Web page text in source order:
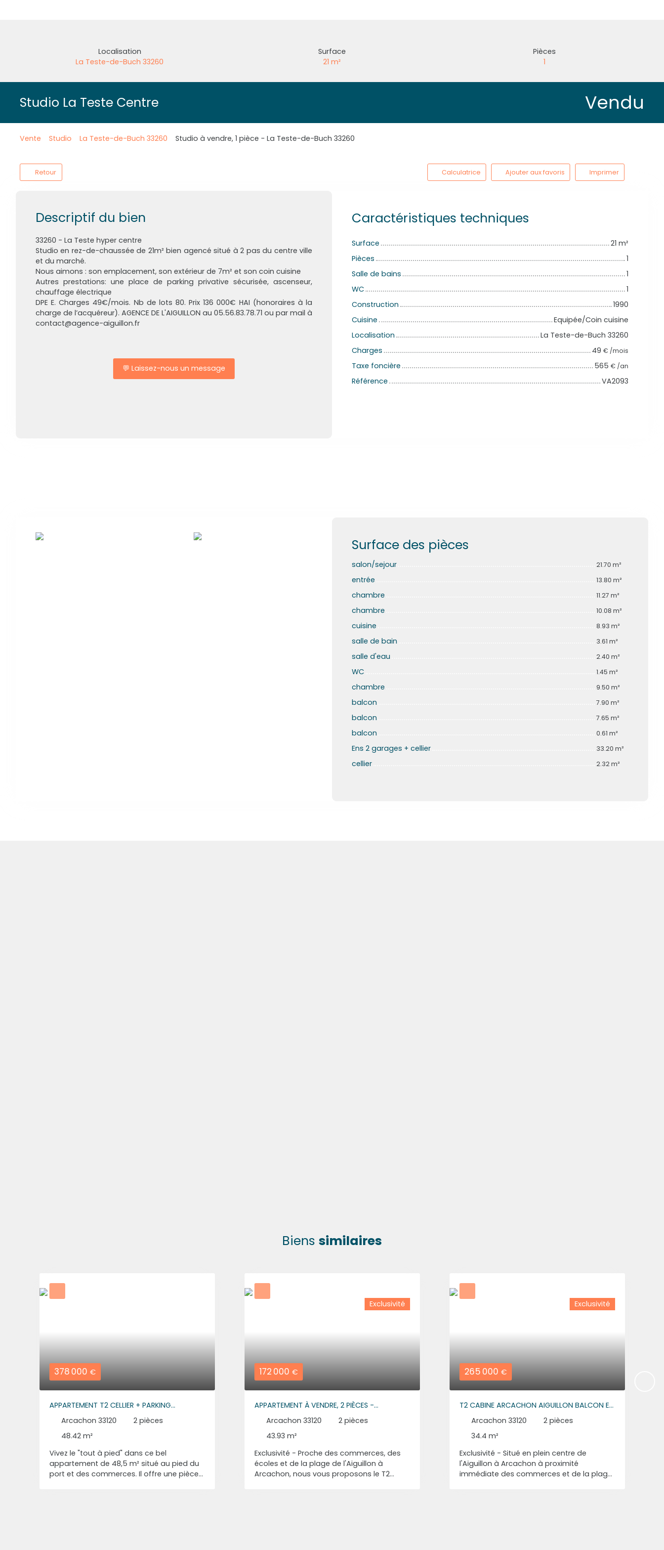
Localisation
La Teste-de-Buch 33260
Surface
21 m²
Pièces
1
Studio La Teste Centre Vendu
Vente Studio La Teste-de-Buch 33260 Studio à vendre, 1 pièce - La Teste-de-Buch 33260
Retour Calculatrice Ajouter aux favoris Imprimer
Descriptif du bien
33260 - La Teste hyper centre
Studio en rez-de-chaussée de 21m² bien agencé situé à 2 pas du centre ville
et du marché.
Nous aimons : son emplacement, son extérieur de 7m² et son coin cuisine
Autres prestations: une place de parking privative sécurisée, ascenseur,
chauffage électrique
DPE E. Charges 49€/mois. Nb de lots 80. Prix 136 000€ HAI (honoraires à la
charge de l’acquéreur). AGENCE DE L'AIGUILLON au 05.56.83.78.71 ou par mail à
contact@agence-aiguillon.fr
💬 Laissez-nous un message
Caractéristiques techniques
Surface 21 m²
Pièces
1
Salle de bains
1
WC
1
Construction
1990
Cuisine
Equipée/Coin cuisine
Localisation
La Teste-de-Buch 33260
Charges
49 € /mois
Taxe foncière 565 € /an
Référence VA2093
Surface des pièces
salon/sejour 21.70 m²
entrée 13.80 m²
chambre 11.27 m²
chambre 10.08 m²
cuisine 8.93 m²
salle de bain 3.61 m²
salle d'eau 2.40 m²
WC 1.45 m²
chambre 9.50 m²
balcon 7.90 m²
balcon 7.65 m²
balcon 0.61 m²
Ens 2 garages + cellier 33.20 m²
cellier 2.32 m²
Biens similaires
378 000 €
APPARTEMENT T2 CELLIER + PARKING
ARCACHON AIGUILLON
Arcachon 33120 2 pièces
48.42 m²
Vivez le "tout à pied" dans ce bel
appartement de 48,5 m² situé au pied du
port et des commerces. Il offre une pièce
Exclusivité
172 000 €
APPARTEMENT À VENDRE, 2 PIÈCES -
ARCACHON 33120
Arcachon 33120 2 pièces
43.93 m²
Exclusivité - Proche des commerces, des
écoles et de la plage de l'Aiguillon à
Arcachon, nous vous proposons le T2
Exclusivité
265 000 €
T2 CABINE ARCACHON AIGUILLON BALCON ET
Arcachon 33120 2 pièces
34.4 m²
Exclusivité - Situé en plein centre de
l'Aiguillon à Arcachon à proximité
immédiate des commerces et de la plage,